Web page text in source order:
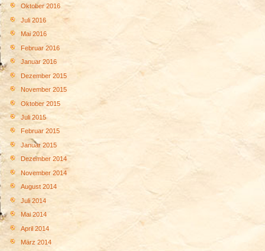
Oktober 2016
Juli 2016
Mai 2016
Februar 2016
Januar 2016
Dezember 2015
November 2015
Oktober 2015
Juli 2015
Februar 2015
Januar 2015
Dezember 2014
November 2014
August 2014
Juli 2014
Mai 2014
April 2014
März 2014